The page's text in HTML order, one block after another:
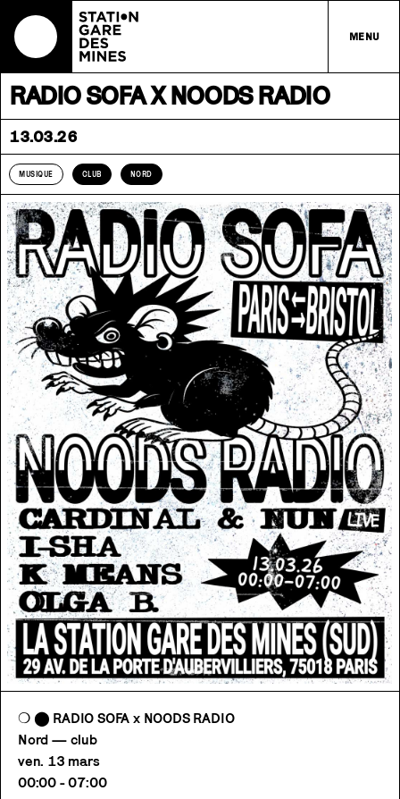
MENU
RADIO SOFA X NOODS RADIO
13.03.26
MUSIQUE CLUB NORD
❍ ⬤ RADIO SOFA x NOODS RADIO
Nord — club
ven. 13 mars
00:00 - 07:00